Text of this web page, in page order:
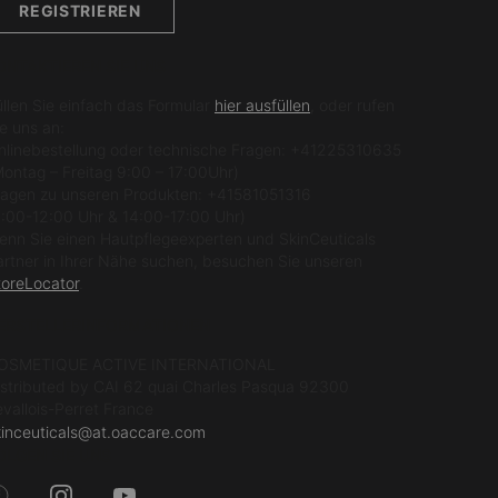
REGISTRIEREN
hier ausfüllen
.